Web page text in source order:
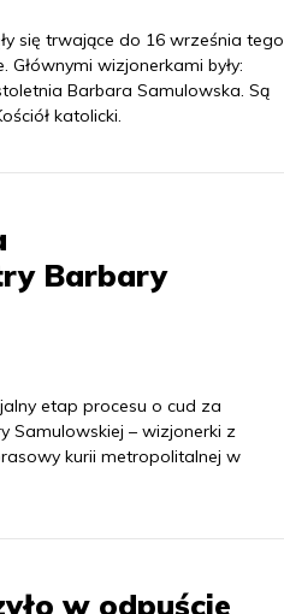
się trwające do 16 września tego
wizjonerkami były:
Barbara Samulowska. Są
katolicki.
Barbary
etap procesu o cud za
Samulowskiej – wizjonerki z
kurii metropolitalnej w
w odpuście